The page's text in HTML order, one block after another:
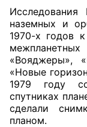
наземных и
1970-х годов
«Вояджеры»,
«Новые
1979 году
спутниках
сделали
планом.